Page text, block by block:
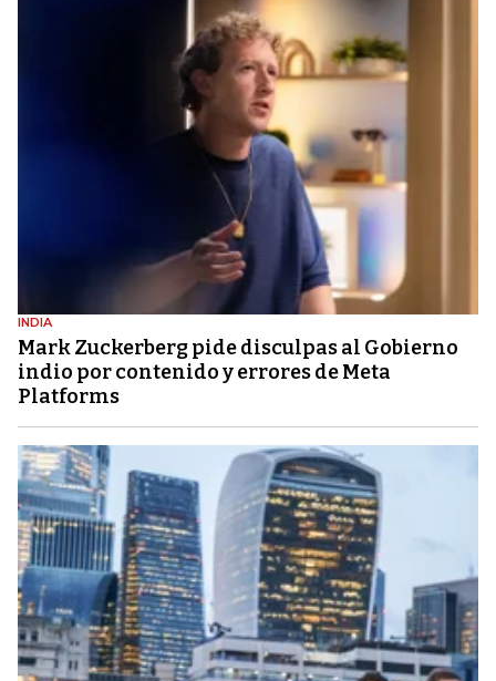
INDIA
Mark Zuckerberg pide disculpas al Gobierno
indio por contenido y errores de Meta
Platforms